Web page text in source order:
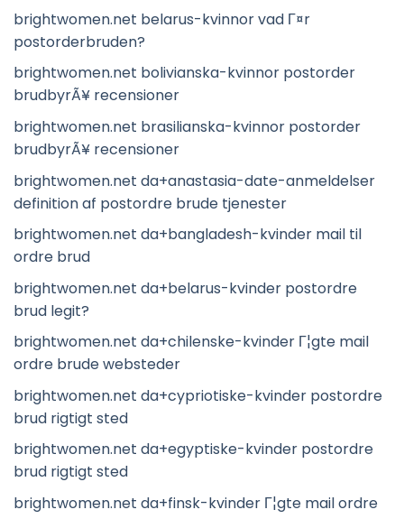
brightwomen.net belarus-kvinnor vad Г¤r
postorderbruden?
brightwomen.net bolivianska-kvinnor postorder
brudbyrÃ¥ recensioner
brightwomen.net brasilianska-kvinnor postorder
brudbyrÃ¥ recensioner
brightwomen.net da+anastasia-date-anmeldelser
definition af postordre brude tjenester
brightwomen.net da+bangladesh-kvinder mail til
ordre brud
brightwomen.net da+belarus-kvinder postordre
brud legit?
brightwomen.net da+chilenske-kvinder Г¦gte mail
ordre brude websteder
brightwomen.net da+cypriotiske-kvinder postordre
brud rigtigt sted
brightwomen.net da+egyptiske-kvinder postordre
brud rigtigt sted
brightwomen.net da+finsk-kvinder Г¦gte mail ordre